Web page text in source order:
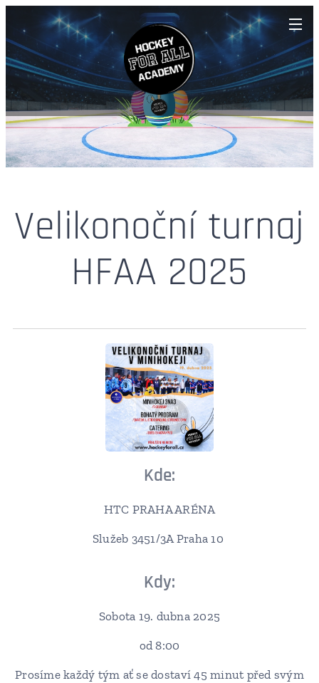
Velikonoční turnaj
HFAA 2025
Kde:
HTC PRAHA ARÉNA
Služeb 3451/3A Praha 10
Kdy:
Sobota 19. dubna 2025
od 8:00
Prosíme každý tým ať se dostaví 45 minut před svým